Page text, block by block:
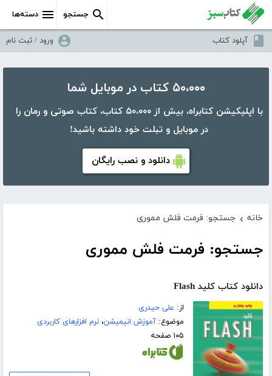
دسته‌ها جستجو
آپلود کتاب ورود / ثبت نام
۵۰،۰۰۰ کتاب در موبایل شما
با اپلیکیشن کتابراه، بیش از ۵۰،۰۰۰ کتاب، کتاب صوتی و رمان را
در موبایل و تبلت خود داشته باشید!
دانلود و نصب رایگان
خانه › جستجو: فرمت فلش مموری
جستجو: فرمت فلش مموری
دانلود کتاب کلید Flash
از: علی حیدری
موضوع:آموزش انیمیشن،نرم افزارهای کاربردی
۱۰۵ صفحه